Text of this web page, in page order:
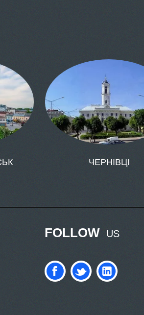
ЧЕРНІВЦІ
FOLLOW US